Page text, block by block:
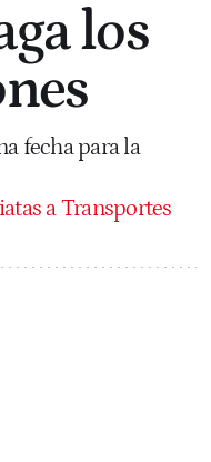
los
fecha para la
a Transportes